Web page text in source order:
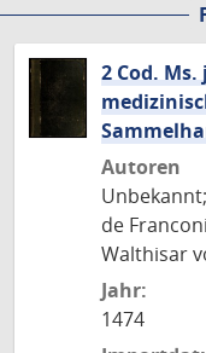
2 Cod.
Autoren
de
Walthisar
Jahr:
1474